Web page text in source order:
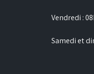
Vendredi :
Samedi et